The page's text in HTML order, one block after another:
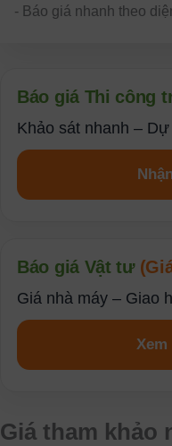
- Báo giá nhanh theo
Báo giá Thi công
Khảo sát nhanh –
Báo giá Vật tư
Giá nhà máy – Giao
Giá tham khảo